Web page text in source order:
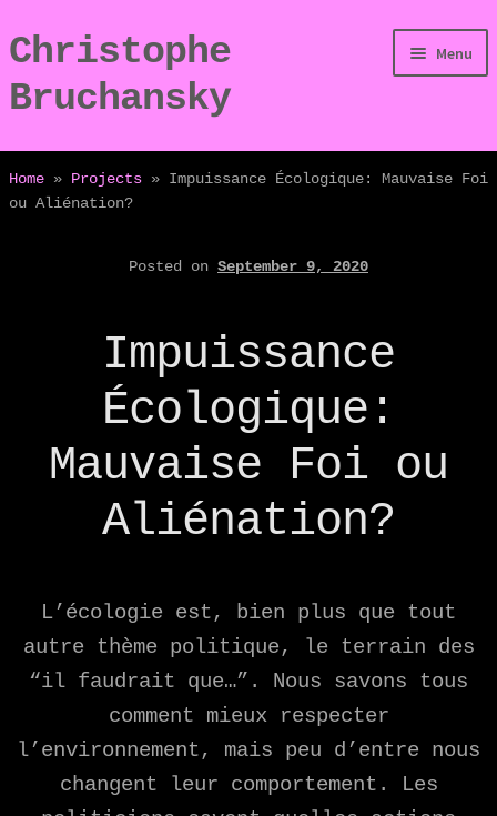
Skip
to
navigation
Skip
to
content
Christophe
Bruchansky
Menu
/Digressions
/Publications
Home » Projects » Impuissance Écologique: Mauvaise Foi
ou Aliénation?
Posted on September 9, 2020
Impuissance
Écologique:
Mauvaise Foi ou
Aliénation?
L’écologie est, bien plus que tout
autre thème politique, le terrain des
“il faudrait que…”. Nous savons tous
comment mieux respecter
l’environnement, mais peu d’entre nous
changent leur comportement. Les